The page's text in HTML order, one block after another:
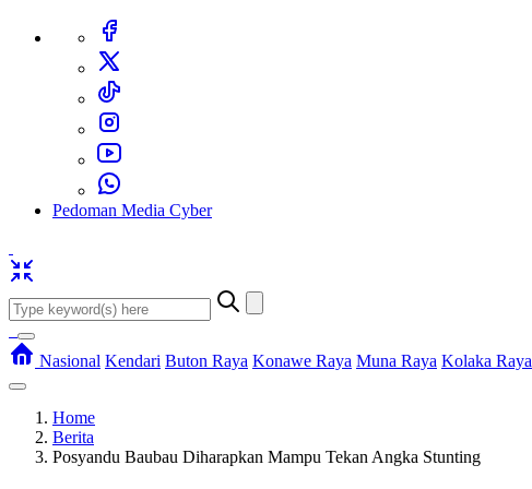
Pedoman Media Cyber
Nasional Kendari Buton Raya Konawe Raya Muna Raya Kolaka Raya
Home
Berita
Posyandu Baubau Diharapkan Mampu Tekan Angka Stunting